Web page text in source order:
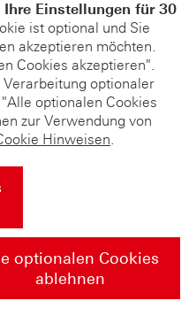
Einstellungen für 30
ist optional und Sie
akzeptieren möchten.
Cookies akzeptieren".
Verarbeitung optionaler
optionalen Cookies
zur Verwendung von
Hinweisen.
optionalen Cookies
ablehnen